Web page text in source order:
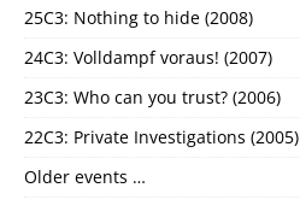
25C3: Nothing to hide (2008)
24C3: Volldampf voraus! (2007)
23C3: Who can you trust? (2006)
22C3: Private Investigations (2005)
Older events …